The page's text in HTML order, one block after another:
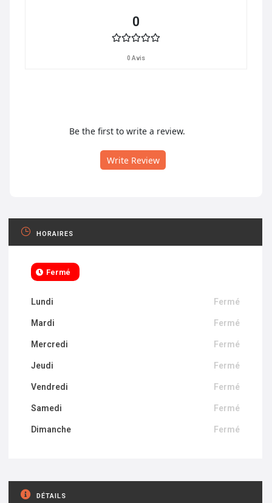
0
0 Avis
Be the first to write a review.
Write Review
HORAIRES
Fermé
Lundi Fermé
Mardi Fermé
Mercredi Fermé
Jeudi Fermé
Vendredi Fermé
Samedi Fermé
Dimanche Fermé
DÉTAILS